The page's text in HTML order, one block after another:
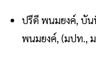
ปรีดี พนมยงค์, บัน
พนมยงค์, (มปท.,